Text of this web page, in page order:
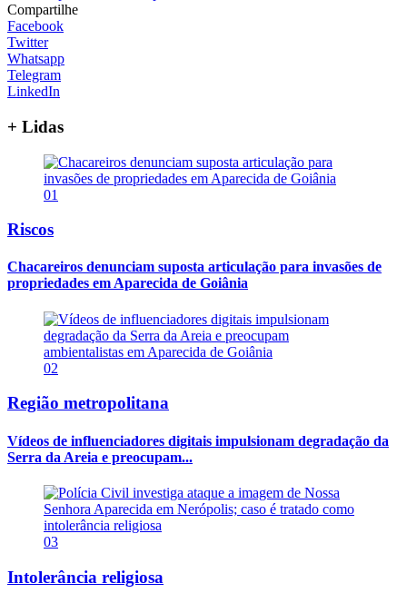
Compartilhe
Facebook
Twitter
Whatsapp
Telegram
LinkedIn
+ Lidas
01
Riscos
Chacareiros denunciam suposta articulação para invasões de
propriedades em Aparecida de Goiânia
02
Região metropolitana
Vídeos de influenciadores digitais impulsionam degradação da
Serra da Areia e preocupam...
03
Intolerância religiosa